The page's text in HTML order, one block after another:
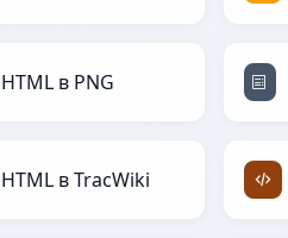
HTML в PNG
HTML в TracWiki